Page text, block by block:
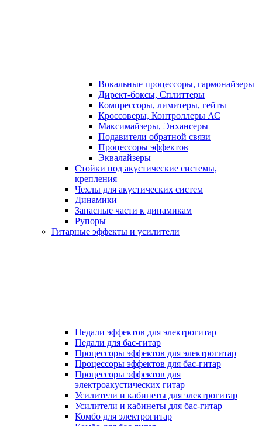
Вокальные процессоры, гармонайзеры
Директ-боксы, Сплиттеры
Компрессоры, лимитеры, гейты
Кроссоверы, Контроллеры АС
Максимайзеры, Энхансеры
Подавители обратной связи
Процессоры эффектов
Эквалайзеры
Стойки под акустические системы,
крепления
Чехлы для акустических систем
Динамики
Запасные части к динамикам
Рупоры
Гитарные эффекты и усилители
Педали эффектов для электрогитар
Педали для бас-гитар
Процессоры эффектов для электрогитар
Процессоры эффектов для бас-гитар
Процессоры эффектов для
электроакустических гитар
Усилители и кабинеты для электрогитар
Усилители и кабинеты для бас-гитар
Комбо для электрогитар